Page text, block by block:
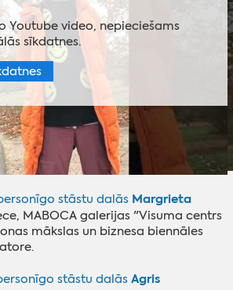
Youtube video, nepieciešams
sīkdatnes.
stāstu dalās Margrieta
MABOCA galerijas "Visuma centrs
mākslas un biznesa biennāles
stāstu dalās Agris